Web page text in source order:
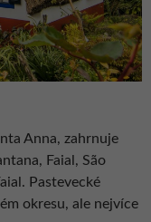
Anna, zahrnuje
Faial, São
Pastevecké
okresu, ale nejvíce